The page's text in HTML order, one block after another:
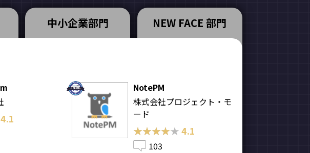
中小企業部門 NEW FACE 部門
4.1
NotePM
株式会社プロジェクト・モ
ード
★★★★★
★★★★★4.1
103